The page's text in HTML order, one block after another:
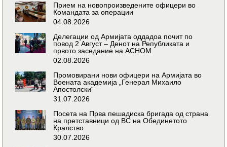
Прием на новопроизведените офицери во
Командата за операции
04.08.2026
Делегации од Армијата оддадоа почит по
повод 2 Август – Денот на Републиката и
првото заседание на АСНОМ
02.08.2026
Промовирани нови офицери на Армијата во
Воената академија „Генерал Михаило
Апостолски“
31.07.2026
Посета на Прва пешадиска бригада од страна
на претставници од ВС на Обединетото
Кралство
30.07.2026